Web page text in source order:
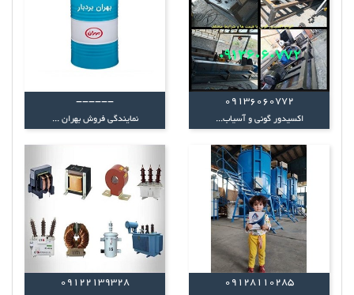
09136060772
اکسیدور گونی و آسیاب...
------
نمایندگی فروش بهران ...
09128110285
09122139328